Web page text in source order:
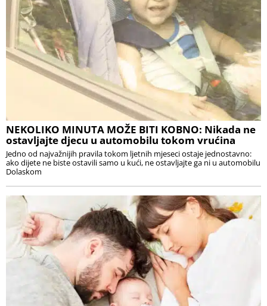
NEKOLIKO MINUTA MOŽE BITI KOBNO: Nikada ne
ostavljajte djecu u automobilu tokom vrućina
Jedno od najvažnijih pravila tokom ljetnih mjeseci ostaje jednostavno:
ako dijete ne biste ostavili samo u kući, ne ostavljajte ga ni u automobilu
Dolaskom